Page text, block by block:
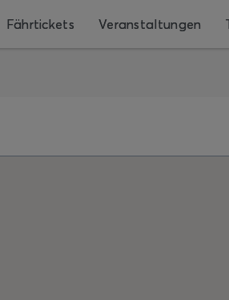
Fährtickets Veranstaltungen